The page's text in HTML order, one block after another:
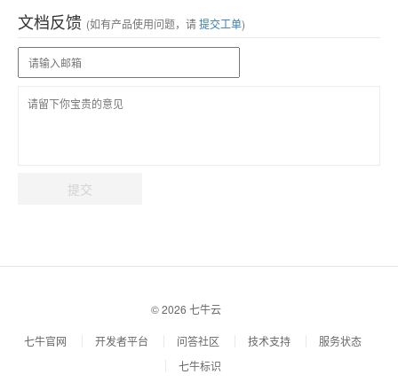
文档反馈 (如有产品使用问题，请提交工单)
提交
© 2026 七牛云
七牛官网 开发者平台 问答社区 技术支持
服务状态
七牛标识